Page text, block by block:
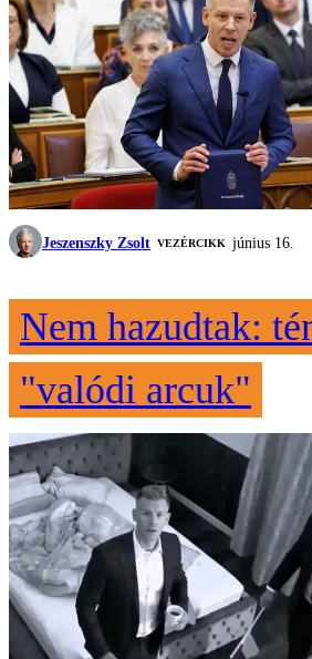
Jeszenszky Zsolt VEZÉRCIKK június 16.
Nem hazudtak:
"valódi arcuk"